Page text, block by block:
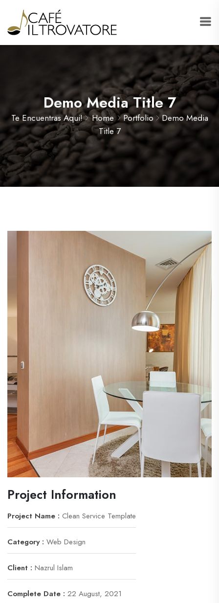
Demo Media Title 7
Te Encuentras Aqui! Home Portfolio
Demo Media
Title 7
Project Information
Project Name : Clean Service Template
Category : Web Design
Client : Nazrul Islam
Complete Date : 22 August, 2021